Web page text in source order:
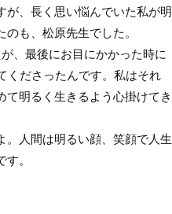
が、長く思い悩んでいた私が明
も、松原先生でした。
、最後にお目にかかった時に
くださったんです。私はそれ
明るく生きるよう心掛けてき
人間は明るい顔、笑顔で人生
。